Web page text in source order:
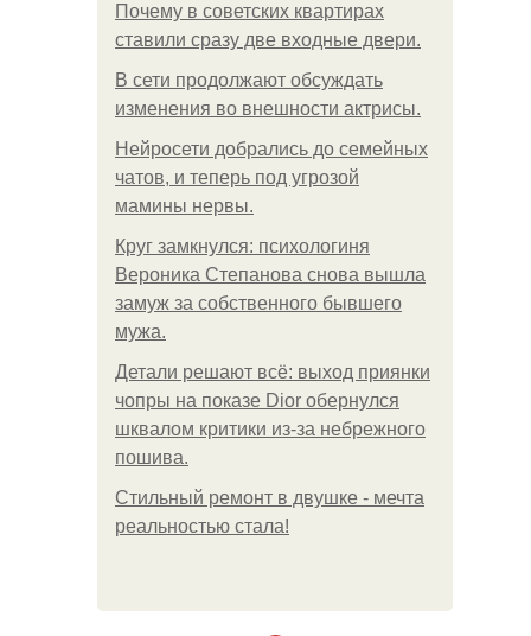
Почему в советских квартирах
ставили сразу две входные двери.
В сети продолжают обсуждать
изменения во внешности актрисы.
Нейросети добрались до семейных
чатов, и теперь под угрозой
мамины нервы.
Круг замкнулся: психологиня
Вероника Степанова снова вышла
замуж за собственного бывшего
мужа.
Детали решают всё: выход приянки
чопры на показе Dior обернулся
шквалом критики из-за небрежного
пошива.
Стильный ремонт в двушке - мечта
реальностью стала!